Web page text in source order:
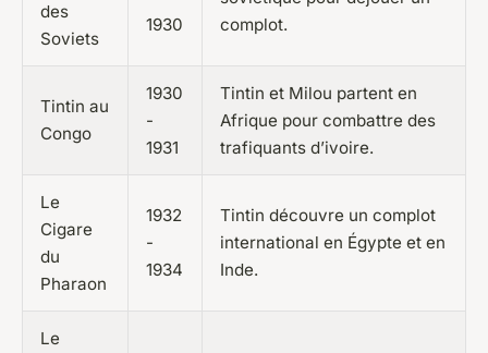
des
Soviets
1930
complot.
Tintin au
Congo
1930
-
1931
Tintin et Milou partent en
Afrique pour combattre des
trafiquants d’ivoire.
Le
Cigare
du
Pharaon
1932
-
1934
Tintin découvre un complot
international en Égypte et en
Inde.
Le